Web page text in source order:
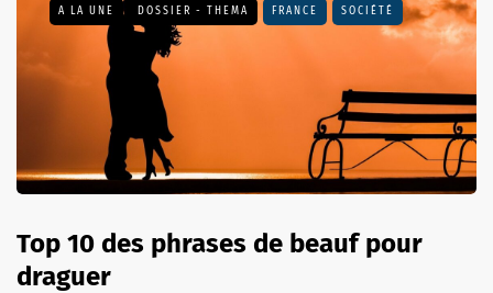
A LA UNE DOSSIER - THEMA FRANCE SOCIÉTÉ
Top 10 des phrases de beauf pour
draguer